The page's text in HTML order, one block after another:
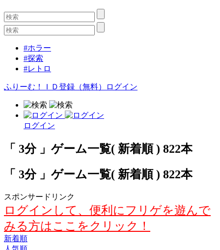
#ホラー
#探索
#レトロ
ふりーむ！ＩＤ登録（無料） ログイン
ログイン
「 3分 」ゲーム一覧( 新着順 ) 822本
「 3分 」ゲーム一覧( 新着順 ) 822本
スポンサードリンク
ログインして、便利にフリゲを遊んで
みる方はここをクリック！
新着順